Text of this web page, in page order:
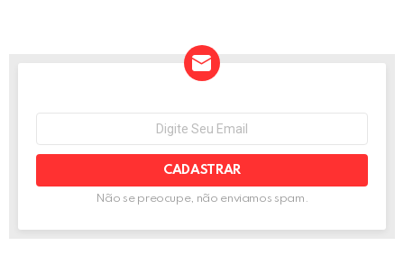
o
k
er
ke
dI
p
p
NEWSLETTER
mail:
Não se preocupe, não enviamos spam.